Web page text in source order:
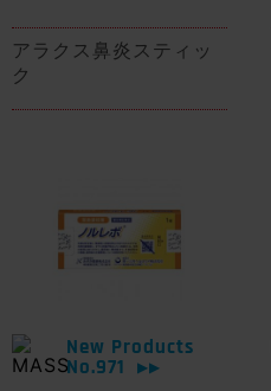
アラクス鼻炎スティッ
ク
New Products
No.971
▶▶